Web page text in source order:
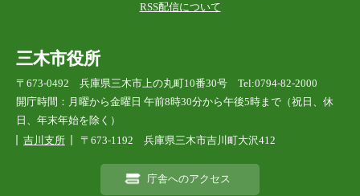
RSS配信について
三木市役所
〒673-0492 兵庫県三木市上の丸町10番30号 Tel:0794-82-2000
開庁時間：月曜から金曜日 午前8時30分から午後5時まで（祝日、休
日、年末年始を除く）
吉川支所
〒673-1192 兵庫県三木市吉川町大沢412
庁舎へのアクセス